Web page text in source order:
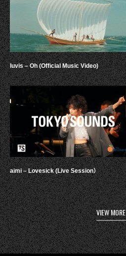
luvis – Oh (Official Music Video)
aimi – Lovesick (Live Session）
VIEW MORE